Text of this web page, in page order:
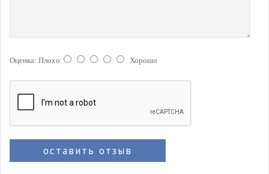
Оценка: Плохо Хорошо
оставить отзыв